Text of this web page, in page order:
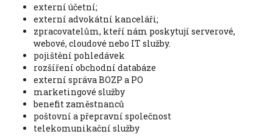
externí účetní;
externí advokátní kanceláři;
zpracovatelům, kteří nám poskytují serverové,
webové, cloudové nebo IT služby.
pojištění pohledávek
rozšíření obchodní databáze
externí správa BOZP a PO
marketingové služby
benefit zaměstnanců
poštovní a přepravní společnost
telekomunikační služby